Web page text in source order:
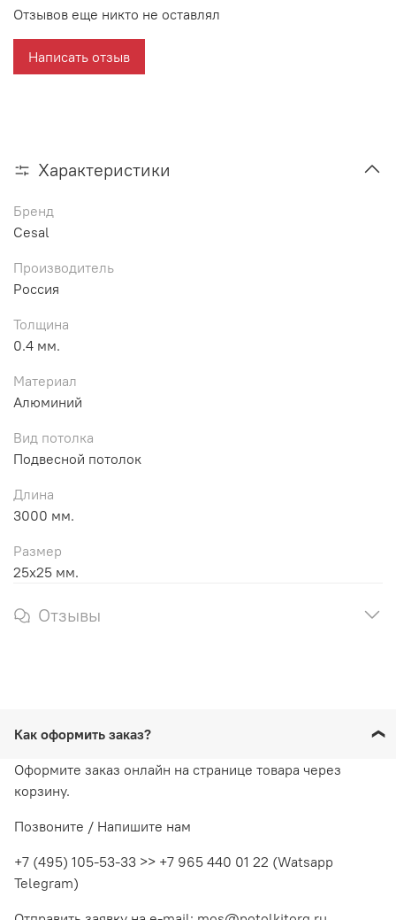
Отзывов еще никто не оставлял
Написать отзыв
Характеристики
Бренд
Cesal
Производитель
Россия
Толщина
0.4 мм.
Материал
Алюминий
Вид потолка
Подвесной потолок
Длина
3000 мм.
Размер
25х25 мм.
Отзывы
Как оформить заказ?
Оформите заказ онлайн на странице товара через
корзину.
Позвоните / Напишите нам
+7 (495) 105-53-33 >> +7 965 440 01 22 (Watsapp
Telegram)